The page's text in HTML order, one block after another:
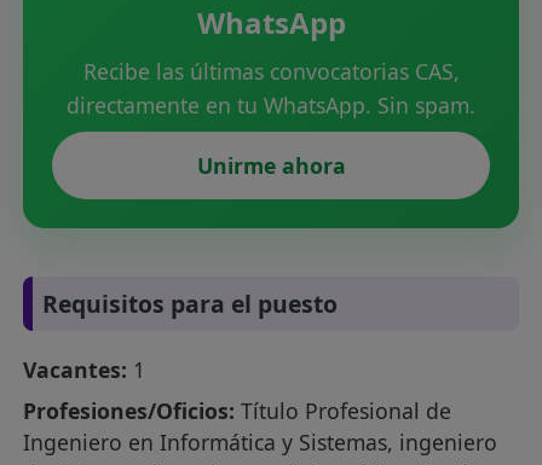
WhatsApp
Recibe las últimas convocatorias CAS,
directamente en tu WhatsApp. Sin spam.
Unirme ahora
Requisitos para el puesto
Vacantes: 1
Profesiones/Oficios: Título Profesional de
Ingeniero en Informática y Sistemas, ingeniero